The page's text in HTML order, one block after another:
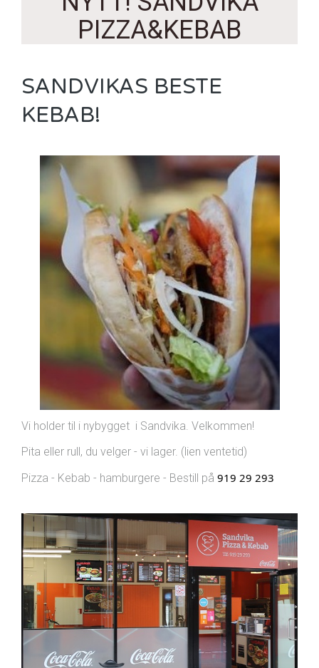
PIZZA&KEBAB
SANDVIKAS BESTE
KEBAB!
Vi holder til i nybygget i Sandvika. Velkommen!
Pita eller rull, du velger - vi lager. (lien ventetid)
Pizza - Kebab - hamburgere - Bestill på 919 29 293